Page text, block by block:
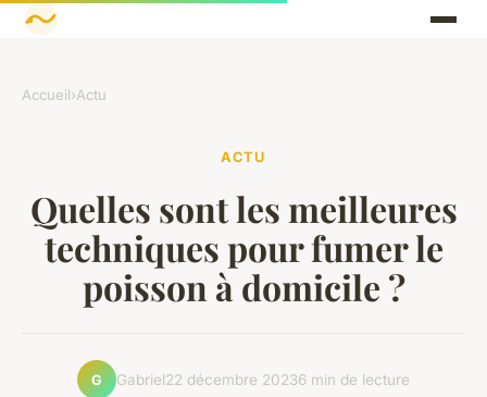
Accueil›Actu
ACTU
Quelles sont les meilleures
techniques pour fumer le
poisson à domicile ?
G Gabriel22 décembre 20236 min de lecture